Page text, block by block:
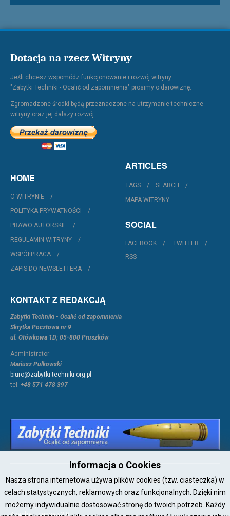
Dotacja na rzecz Witryny
Jeśli chcesz wspomódz funkcjonowanie i rozwój witryny
"Zabytki Techniki - Ocalić od zapomnienia" prosimy o darowiznę.
Zgromadzone środki będą przeznaczone na utrzymanie techniczne
witryny oraz jej dalszy rozwój.
Informacja o Cookies
Nasza strona internetowa używa plików cookies (tzw. ciasteczka) w
celach statystycznych, reklamowych oraz funkcjonalnych. Dzięki nim
możemy indywidualnie dostosować stronę do twoich potrzeb. Każdy
HOME
O WITRYNIE
POLITYKA PRYWATNOŚCI
PRAWO AUTORSKIE
REGULAMIN WITRYNY
WSPÓŁPRACA
ZAPIS DO NEWSLETTERA
ARTICLES
TAGS
SEARCH
MAPA WITRYNY
SOCIAL
FACEBOOK
TWITTER
RSS
KONTAKT Z REDAKCJĄ
Zabytki Techniki - Ocalić od zapomnienia
Skrytka Pocztowa nr 9
ul. Ołówkowa 1D; 05-800 Pruszków
Administrator:
Mariusz Pulkowski
biuro@zabytki-techniki.org.pl
tel: +48 571 478 397
Copyright © 2026 Joomla!. All Rights Reserved. Powered byZabytki-
Techniki- Designed by JoomlArt.com.
Bootstrapis a front-end framework of Twitter, Inc. Code licensed under
Apache License v2.0 .